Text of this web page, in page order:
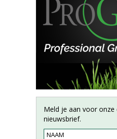
Meld je aan voor onze
nieuwsbrief.